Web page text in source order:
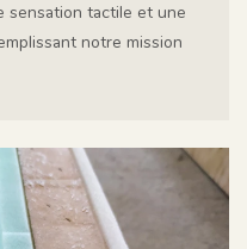
sensation tactile et une
notre mission